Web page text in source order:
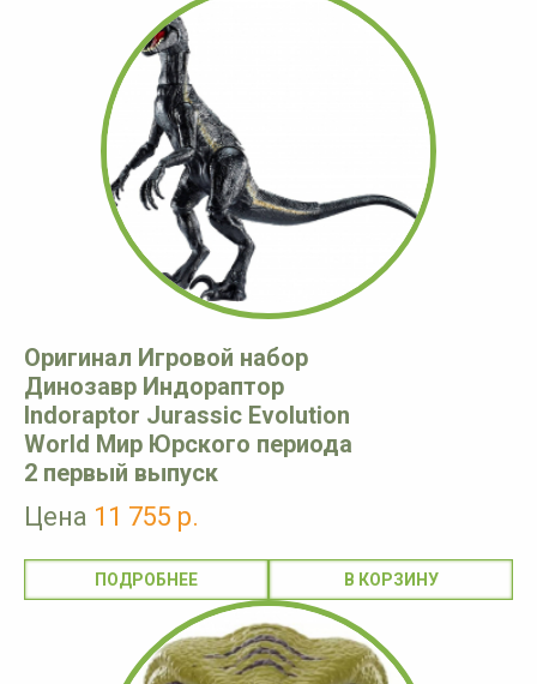
Оригинал Игровой набор
Динозавр Индораптор
Indoraptor Jurassic Evolution
World Мир Юрского периода
2 первый выпуск
Цена 11 755 р.
ПОДРОБНЕЕ